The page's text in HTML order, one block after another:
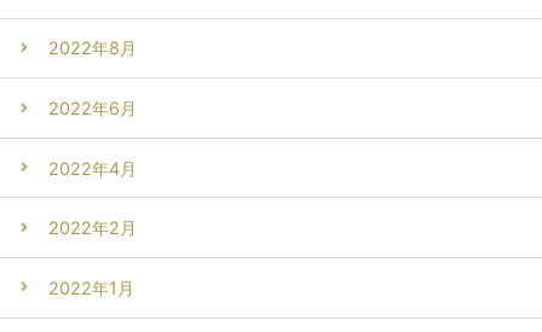
2022年8月
2022年6月
2022年4月
2022年2月
2022年1月